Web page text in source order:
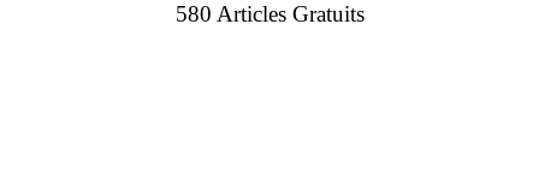
580 Articles Gratuits